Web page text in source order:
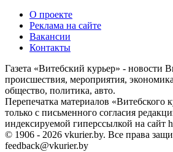
О проекте
Реклама на сайте
Вакансии
Контакты
Газета «Витебский курьер» - новости
происшествия, мероприятия,
общество, политика, авто.
Перепечатка материалов «Витебского
только с письменного согласия
индексируемой гиперссылкой на сайт
© 1906 - 2026 vkurier.by. Все права
feedback@vkurier.by